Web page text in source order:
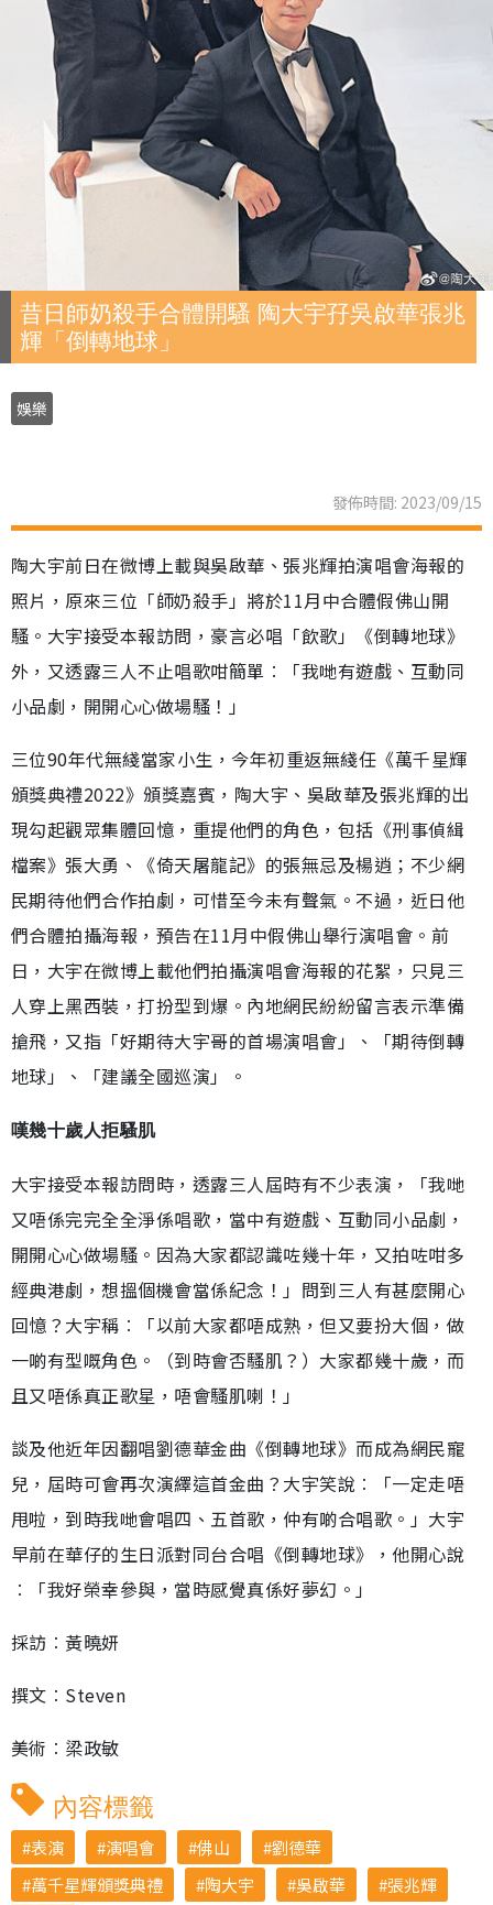
昔日師奶殺手合體開騷 陶大宇孖吳啟華張兆
輝「倒轉地球」
娛樂
發佈時間: 2023/09/15
陶大宇前日在微博上載與吳啟華、張兆輝拍演唱會海報的
照片，原來三位「師奶殺手」將於11月中合體假佛山開
騷。大宇接受本報訪問，豪言必唱「飲歌」《倒轉地球》
外，又透露三人不止唱歌咁簡單︰「我哋有遊戲、互動同
小品劇，開開心心做場騷！」
三位90年代無綫當家小生，今年初重返無綫任《萬千星輝
頒獎典禮2022》頒獎嘉賓，陶大宇、吳啟華及張兆輝的出
現勾起觀眾集體回憶，重提他們的角色，包括《刑事偵緝
檔案》張大勇、《倚天屠龍記》的張無忌及楊逍；不少網
民期待他們合作拍劇，可惜至今未有聲氣。不過，近日他
們合體拍攝海報，預告在11月中假佛山舉行演唱會。前
日，大宇在微博上載他們拍攝演唱會海報的花絮，只見三
人穿上黑西裝，打扮型到爆。內地網民紛紛留言表示準備
搶飛，又指「好期待大宇哥的首場演唱會」、「期待倒轉
地球」、「建議全國巡演」。
嘆幾十歲人拒騷肌
大宇接受本報訪問時，透露三人屆時有不少表演，「我哋
又唔係完完全全淨係唱歌，當中有遊戲、互動同小品劇，
開開心心做場騷。因為大家都認識咗幾十年，又拍咗咁多
經典港劇，想搵個機會當係紀念！」問到三人有甚麼開心
回憶？大宇稱︰「以前大家都唔成熟，但又要扮大個，做
一啲有型嘅角色。（到時會否騷肌？）大家都幾十歲，而
且又唔係真正歌星，唔會騷肌喇！」
談及他近年因翻唱劉德華金曲《倒轉地球》而成為網民寵
兒，屆時可會再次演繹這首金曲？大宇笑說︰「一定走唔
甩啦，到時我哋會唱四、五首歌，仲有啲合唱歌。」大宇
早前在華仔的生日派對同台合唱《倒轉地球》，他開心說
︰「我好榮幸參與，當時感覺真係好夢幻。」
採訪︰黃曉妍
撰文︰Steven
美術︰梁政敏
內容標籤
表演 演唱會 佛山
劉德華
萬千星輝頒獎典禮
陶大宇 吳啟華
張兆輝